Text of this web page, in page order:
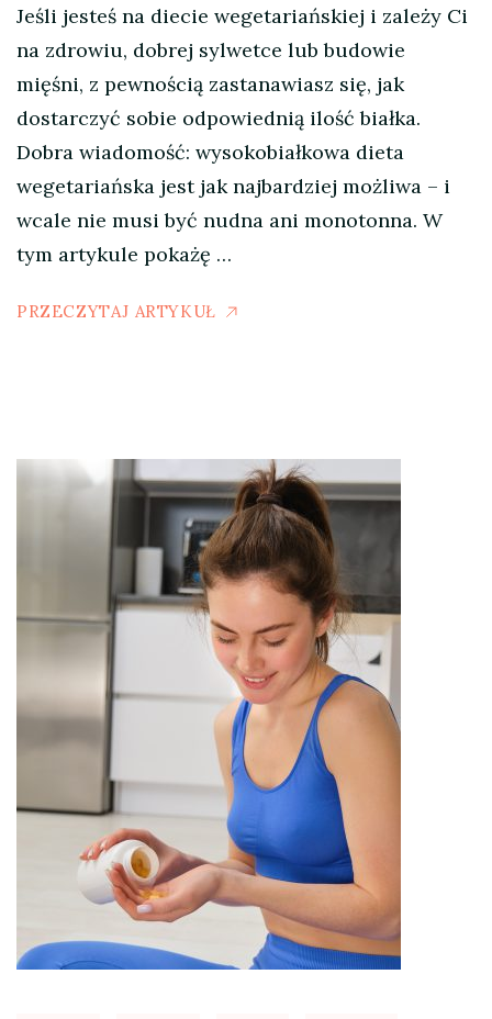
Jeśli jesteś na diecie wegetariańskiej i zależy Ci
na zdrowiu, dobrej sylwetce lub budowie
mięśni, z pewnością zastanawiasz się, jak
dostarczyć sobie odpowiednią ilość białka.
Dobra wiadomość: wysokobiałkowa dieta
wegetariańska jest jak najbardziej możliwa – i
wcale nie musi być nudna ani monotonna. W
tym artykule pokażę …
PRZECZYTAJ ARTYKUŁ